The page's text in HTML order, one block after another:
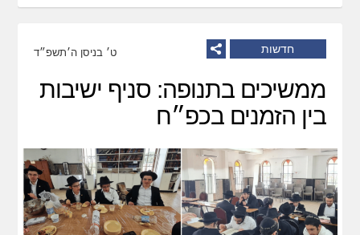
חדשות ט׳ בניסן ה׳תשפ״ד
ממשיכים בתנופה: סניף ישיבות
בין הזמנים בכפ״ח